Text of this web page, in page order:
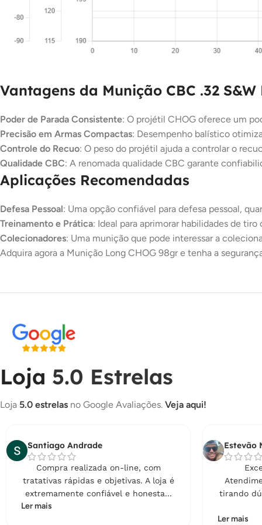
Vantagens da Munição CBC .32
Poder de Parada Consistente: O projétil CHOG oferece um
Precisão em Armas Compactas: Desempenho balístico
Controle do Recuo: O peso do projétil ajuda a controlar o
Qualidade CBC: A renomada qualidade CBC garante
Aplicações Recomendadas
Defesa Pessoal: Uma opção confiável para defesa pessoal,
Treinamento e Prática: Ideal para aprimorar habilidades de tiro
Colecionadores: Uma munição que pode interessar a
Adquira agora a Munição Long CHOG 98gr e tenha a
Loja 5.0 Estrelas
Loja 5.0 estrelas no Google Avaliações. Veja aqui!
Santiago Andrade
Compra realizada on-line, com
tratativas rápidas e objetivas. A loja é
extremamente confiável e honesta...
Ler mais
Estevão
tirando
Ler mais